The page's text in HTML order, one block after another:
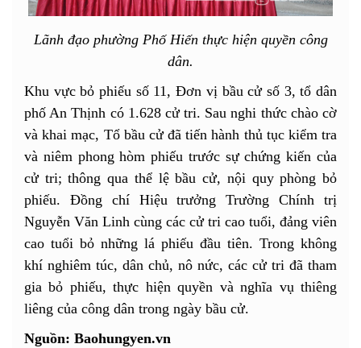
Lãnh đạo phường Phố Hiến thực hiện quyền công
dân.
Khu vực bỏ phiếu số 11, Đơn vị bầu cử số 3, tổ dân
phố An Thịnh có 1.628 cử tri. Sau nghi thức chào cờ
và khai mạc, Tổ bầu cử đã tiến hành thủ tục kiểm tra
và niêm phong hòm phiếu trước sự chứng kiến của
cử tri; thông qua thể lệ bầu cử, nội quy phòng bỏ
phiếu. Đồng chí Hiệu trưởng Trường Chính trị
Nguyễn Văn Linh cùng các cử tri cao tuổi, đảng viên
cao tuổi bỏ những lá phiếu đầu tiên. Trong không
khí nghiêm túc, dân chủ, nô nức, các cử tri đã tham
gia bỏ phiếu, thực hiện quyền và nghĩa vụ thiêng
liêng của công dân trong ngày bầu cử.
Nguồn: Baohungyen.vn